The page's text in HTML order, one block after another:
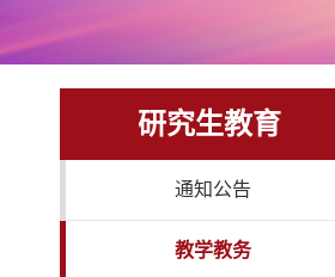
研究生教育
通知公告
教学教务